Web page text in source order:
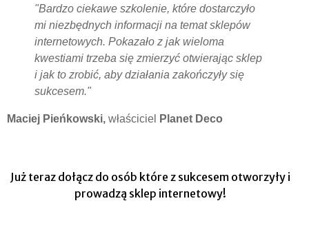
"Bardzo ciekawe szkolenie, które dostarczyło
mi niezbędnych informacji na temat sklepów
internetowych. Pokazało z jak wieloma
kwestiami trzeba się zmierzyć otwierając sklep
i jak to zrobić, aby działania zakończyły się
sukcesem."
Maciej Pieńkowski, właściciel Planet Deco
Już teraz dołącz do osób które z sukcesem otworzyły i
prowadzą sklep internetowy!